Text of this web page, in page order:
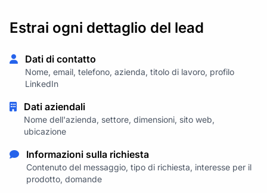
Estrai ogni dettaglio del lead
Dati di contatto
Nome, email, telefono, azienda, titolo di lavoro, profilo
LinkedIn
Dati aziendali
Nome dell'azienda, settore, dimensioni, sito web,
ubicazione
Informazioni sulla richiesta
Contenuto del messaggio, tipo di richiesta, interesse per il
prodotto, domande